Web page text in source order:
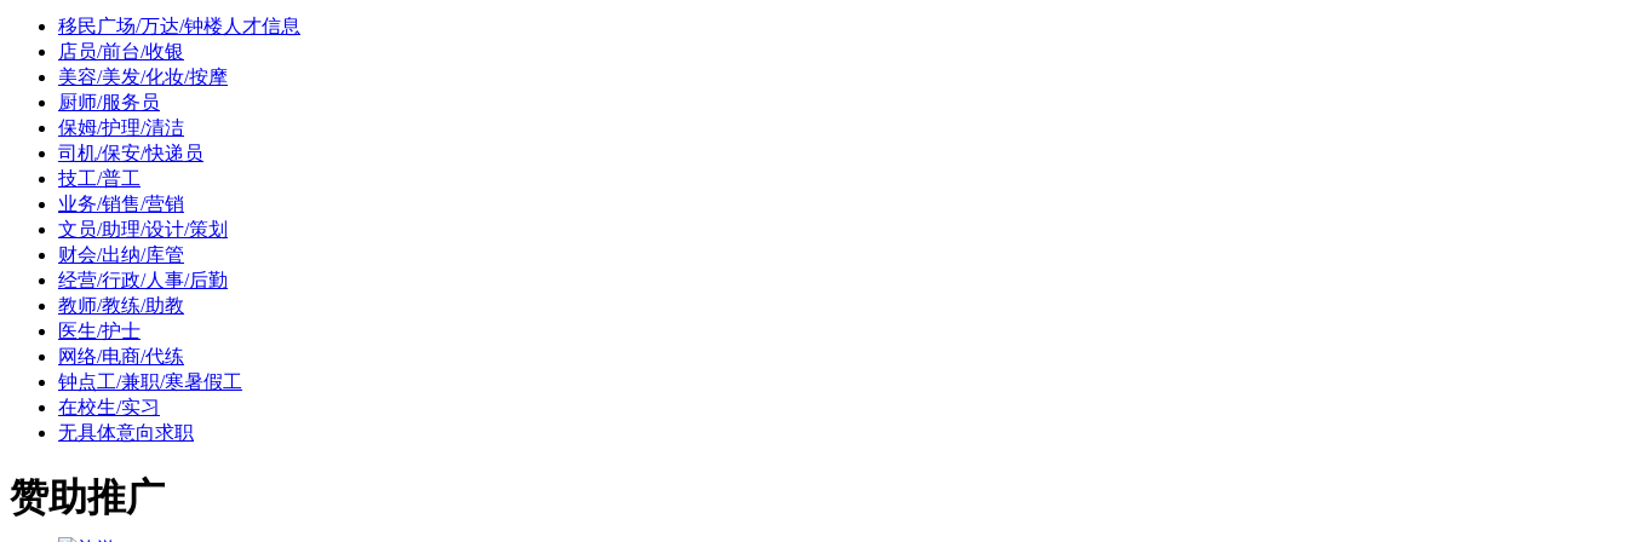
移民广场/万达/钟楼人才信息
店员/前台/收银
美容/美发/化妆/按摩
厨师/服务员
保姆/护理/清洁
司机/保安/快递员
技工/普工
业务/销售/营销
文员/助理/设计/策划
财会/出纳/库管
经营/行政/人事/后勤
教师/教练/助教
医生/护士
网络/电商/代练
钟点工/兼职/寒暑假工
在校生/实习
无具体意向求职
赞助推广